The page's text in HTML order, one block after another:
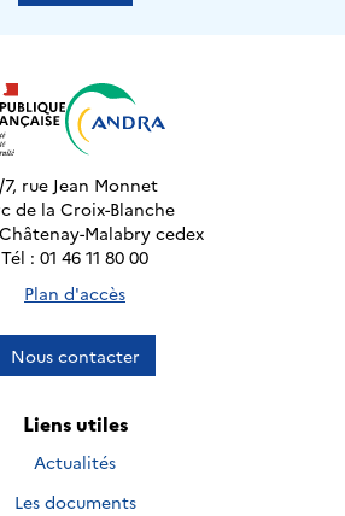
7, rue Jean Monnet
de la Croix-Blanche
Malabry cedex
Tél : 01 46 11 80 00
Plan d'accès
Nous contacter
Liens utiles
Actualités
Les documents